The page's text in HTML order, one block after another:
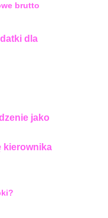
brutto
dla
jako
kierownika